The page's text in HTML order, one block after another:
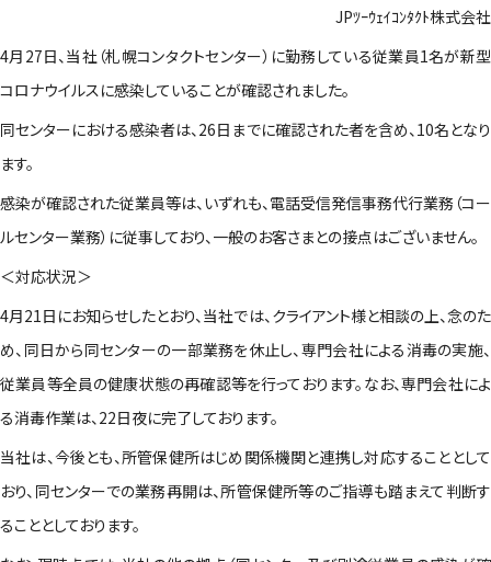
JPﾂｰｳｪｲｺﾝﾀｸﾄ株式会社
4月27日、当社（札幌コンタクトセンター）に勤務している従業員1名が新型
コロナウイルスに感染していることが確認されました。
同センターにおける感染者は、26日までに確認された者を含め、10名となり
ます。
感染が確認された従業員等は、いずれも、電話受信発信事務代行業務（コー
ルセンター業務）に従事しており、一般のお客さまとの接点はございません。
＜対応状況＞
4月21日にお知らせしたとおり、当社では、クライアント様と相談の上、念のた
め、同日から同センターの一部業務を休止し、専門会社による消毒の実施、
従業員等全員の健康状態の再確認等を行っております。なお、専門会社によ
る消毒作業は、22日夜に完了しております。
当社は、今後とも、所管保健所はじめ関係機関と連携し対応することとして
おり、同センターでの業務再開は、所管保健所等のご指導も踏まえて判断す
ることとしております。